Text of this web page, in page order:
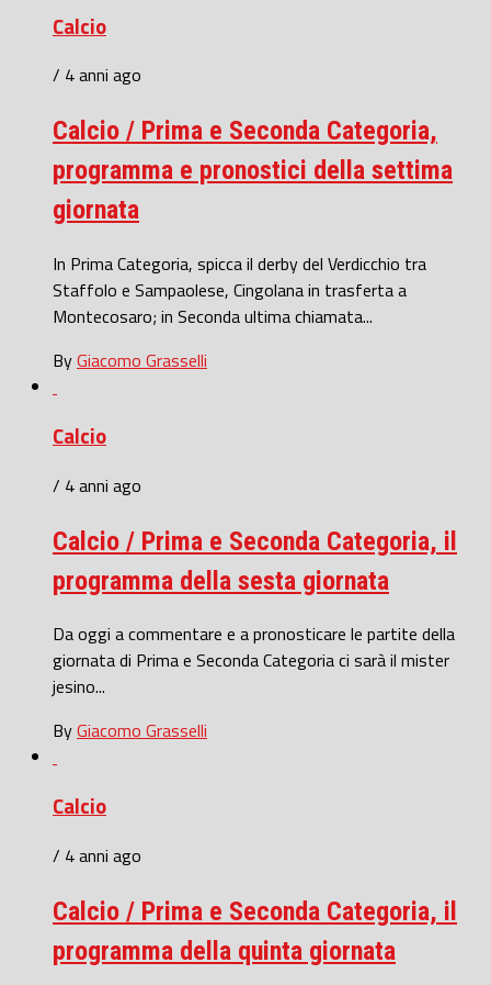
Calcio
/ 4 anni ago
Calcio / Prima e Seconda Categoria,
programma e pronostici della settima
giornata
In Prima Categoria, spicca il derby del Verdicchio tra
Staffolo e Sampaolese, Cingolana in trasferta a
Montecosaro; in Seconda ultima chiamata...
ByGiacomo Grasselli
Calcio
/ 4 anni ago
Calcio / Prima e Seconda Categoria, il
programma della sesta giornata
Da oggi a commentare e a pronosticare le partite della
giornata di Prima e Seconda Categoria ci sarà il mister
jesino...
ByGiacomo Grasselli
Calcio
/ 4 anni ago
Calcio / Prima e Seconda Categoria, il
programma della quinta giornata